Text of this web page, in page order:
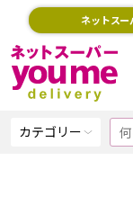
ネットスー
カテゴリー